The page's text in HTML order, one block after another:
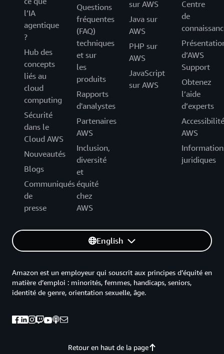
l’IA
agentique
?
Hub des
concepts
liés au
cloud
computing
Sécurité
dans le
Cloud AWS
Nouveautés
Blogs
Communiqués
de
presse
Questions
fréquentes
(FAQ)
techniques
et sur
les
produits
Rapports
d'analystes
Partenaires
AWS
Inclusion,
diversité
et
équité
chez
AWS
sur AWS
Java sur
AWS
PHP sur
AWS
JavaScript
sur AWS
Centre
de
d’AWS
Support
Obtenez
l’aide
d’experts
Accessibilité
AWS
juridiques
English
Retour en haut de la page
Amazon est un employeur qui souscrit aux principes d’équité en
matière d’emploi : minorités, femmes, handicaps, seniors,
identité de genre, orientation sexuelle, âge.